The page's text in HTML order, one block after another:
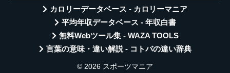
カロリーデータベース - カロリーマニア
平均年収データベース - 年収白書
無料Webツール集 - WAZA TOOLS
言葉の意味・違い解説 - コトバの違い辞典
© 2026 スポーツマニア